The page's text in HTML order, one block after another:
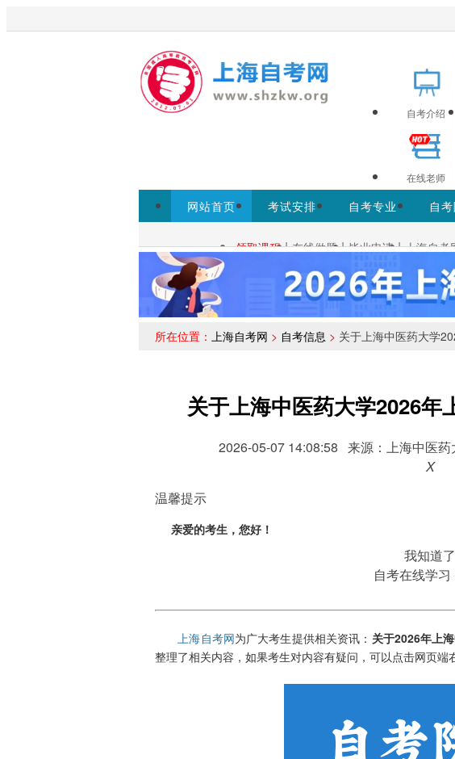
欢迎来到上海启课自考网！为考生提供上海自考信息服务，
自考介绍
在线老师
网站首页 考试安排 自考专业 自
自考查询：
领取课程 | 在线做题 | 毕业申请 | 上海自考
所在位置： 上海自考网 > 自考信息 > 关于上海中医药大学
关于上海中医药大学2026年
2026-05-07 14:08:58 来源：上海中医
X
温馨提示
亲爱的考生，您好！
我知道了
自考在线学习
上海自考网为广大考生提供相关资讯： 关于2026年上
整理了相关内容，如果考生对内容有疑问，可以点击网页端